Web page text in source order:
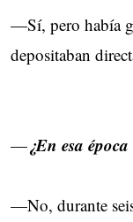
—Sí, pero había
depositaban
—¿En esa
—No, durante